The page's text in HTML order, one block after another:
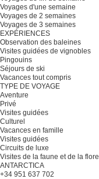
Voyages d'une semaine
Voyages de 2 semaines
Voyages de 3 semaines
EXPÉRIENCES
Observation des baleines
Visites guidées de vignobles
Pingouins
Séjours de ski
Vacances tout compris
TYPE DE VOYAGE
Aventure
Privé
Visites guidées
Culturel
Vacances en famille
Visites guidées
Circuits de luxe
Visites de la faune et de la flore
ANTARCTICA
+34 951 637 702